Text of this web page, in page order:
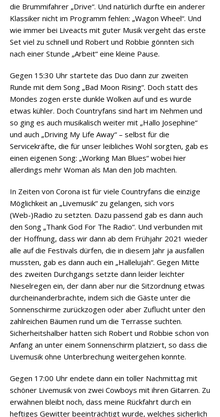
die Brummifahrer „Drive“. Und natürlich durfte ein anderer
Klassiker nicht im Programm fehlen: „Wagon Wheel“. Und
wie immer bei Liveacts mit guter Musik vergeht das erste
Set viel zu schnell und Robert und Robbie gönnten sich
nach einer Stunde „Arbeit“ eine kleine Pause.
Gegen 15:30 Uhr startete das Duo dann zur zweiten
Runde mit dem Song „Bad Moon Rising“. Doch statt des
Mondes zogen erste dunkle Wolken auf und es wurde
etwas kühler. Doch Countryfans sind hart im Nehmen und
so ging es auch musikalisch weiter mit „Hallo Josephine“
und auch „Driving My Life Away“ – selbst für die
Servicekräfte, die für unser leibliches Wohl sorgten, gab es
einen eigenen Song: „Working Man Blues“ wobei hier
allerdings mehr Woman als Man den Job machten.
In Zeiten von Corona ist für viele Countryfans die einzige
Möglichkeit an „Livemusik“ zu gelangen, sich vors
(Web-)Radio zu setzten. Dazu passend gab es dann auch
den Song „Thank God For The Radio“. Und verbunden mit
der Hoffnung, dass wir dann ab dem Frühjahr 2021 wieder
alle auf die Festivals dürfen, die in diesem Jahr ja ausfallen
mussten, gab es dann auch ein „Hallelujah“. Gegen Mitte
des zweiten Durchgangs setzte dann leider leichter
Nieselregen ein, der dann aber nur die Sitzordnung etwas
durcheinanderbrachte, indem sich die Gäste unter die
Sonnenschirme zurückzogen oder aber Zuflucht unter den
zahlreichen Bäumen rund um die Terrasse suchten.
Sicherheitshalber hatten sich Robert und Robbie schon von
Anfang an unter einem Sonnenschirm platziert, so dass die
Livemusik ohne Unterbrechung weitergehen konnte.
Gegen 17:00 Uhr endete dann ein toller Nachmittag mit
schöner Livemusik von zwei Cowboys mit ihren Gitarren. Zu
erwähnen bleibt noch, dass meine Rückfahrt durch ein
heftiges Gewitter beeinträchtigt wurde, welches sicherlich